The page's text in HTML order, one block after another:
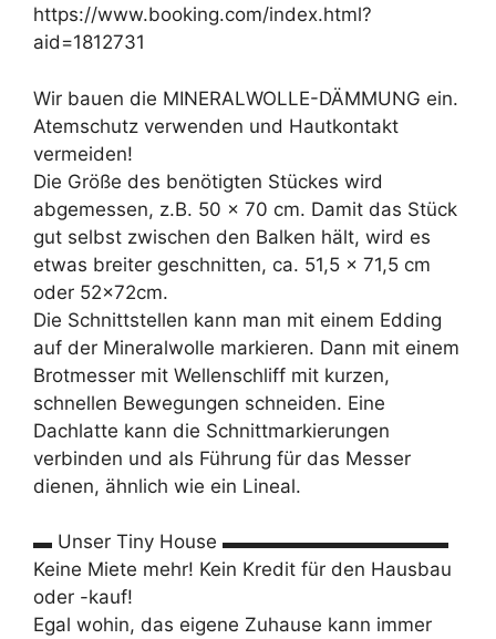
https://www.booking.com/index.html?
aid=1812731
Wir bauen die MINERALWOLLE-DÄMMUNG ein.
Atemschutz verwenden und Hautkontakt
vermeiden!
Die Größe des benötigten Stückes wird
abgemessen, z.B. 50 x 70 cm. Damit das Stück
gut selbst zwischen den Balken hält, wird es
etwas breiter geschnitten, ca. 51,5 x 71,5 cm
oder 52x72cm.
Die Schnittstellen kann man mit einem Edding
auf der Mineralwolle markieren. Dann mit einem
Brotmesser mit Wellenschliff mit kurzen,
schnellen Bewegungen schneiden. Eine
Dachlatte kann die Schnittmarkierungen
verbinden und als Führung für das Messer
dienen, ähnlich wie ein Lineal.
▬ Unser Tiny House ▬▬▬▬▬▬▬▬▬▬▬▬
Keine Miete mehr! Kein Kredit für den Hausbau
oder -kauf!
Egal wohin, das eigene Zuhause kann immer